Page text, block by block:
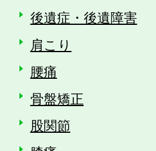
後遺症・後遺障害
肩こり
腰痛
骨盤矯正
股関節